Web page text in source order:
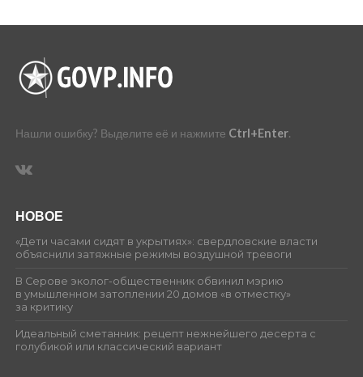
Нашли ошибку? Выделите её и нажмите Ctrl+Enter.
НОВОЕ
«Дети часами сидят в укрытиях»: свердловские власти
объяснили затяжные режимы воздушной тревоги
В Серове эколог-общественник обвинил мэрию
в умышленном затоплении 20 домов «в отместку»
за критику
Идеальный сметанник: рецепт нежнейшего десерта с
голубикой или классический вариант